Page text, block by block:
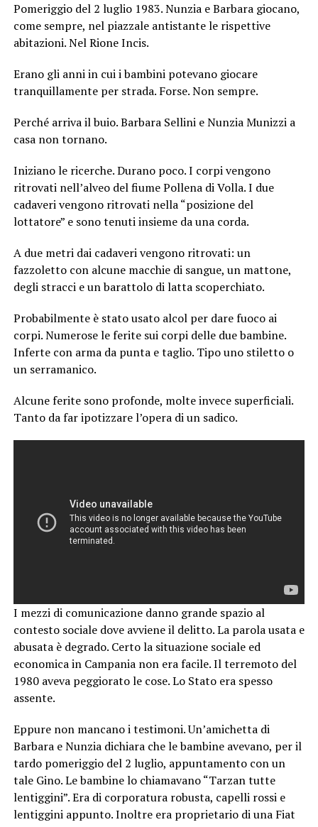
Pomeriggio del 2 luglio 1983. Nunzia e Barbara giocano,
come sempre, nel piazzale antistante le rispettive
abitazioni. Nel Rione Incis.
Erano gli anni in cui i bambini potevano giocare
tranquillamente per strada. Forse. Non sempre.
Perché arriva il buio. Barbara Sellini e Nunzia Munizzi a
casa non tornano.
Iniziano le ricerche. Durano poco. I corpi vengono
ritrovati nell’alveo del fiume Pollena di Volla. I due
cadaveri vengono ritrovati nella “posizione del
lottatore” e sono tenuti insieme da una corda.
A due metri dai cadaveri vengono ritrovati: un
fazzoletto con alcune macchie di sangue, un mattone,
degli stracci e un barattolo di latta scoperchiato.
Probabilmente è stato usato alcol per dare fuoco ai
corpi. Numerose le ferite sui corpi delle due bambine.
Inferte con arma da punta e taglio. Tipo uno stiletto o
un serramanico.
Alcune ferite sono profonde, molte invece superficiali.
Tanto da far ipotizzare l’opera di un sadico.
I mezzi di comunicazione danno grande spazio al
contesto sociale dove avviene il delitto. La parola usata e
abusata è degrado. Certo la situazione sociale ed
economica in Campania non era facile. Il terremoto del
1980 aveva peggiorato le cose. Lo Stato era spesso
assente.
Eppure non mancano i testimoni. Un’amichetta di
Barbara e Nunzia dichiara che le bambine avevano, per il
tardo pomeriggio del 2 luglio, appuntamento con un
tale Gino. Le bambine lo chiamavano “Tarzan tutte
lentiggini”. Era di corporatura robusta, capelli rossi e
lentiggini appunto. Inoltre era proprietario di una Fiat